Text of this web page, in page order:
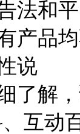
法和
产品
说
了解
互动